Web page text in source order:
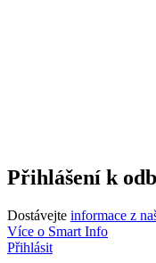
Přihlášení k
Dostávejte informace z
Více o Smart Info
Přihlásit